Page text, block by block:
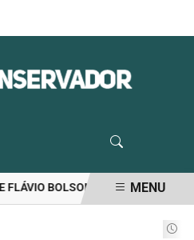
BOLSONARO EUAMENU